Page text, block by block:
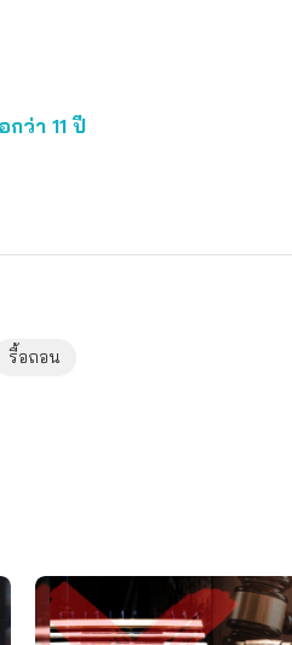
ว่า 11 ปี
รื้อถอน